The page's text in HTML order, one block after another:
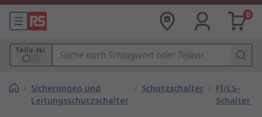
0
Teile-Nr.
/ Sicherungen und
Leitungsschutzschalter
/ Schutzschalter / FI/LS-
Schalter